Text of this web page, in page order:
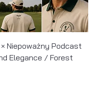
Niepoważny Podcast
Elegance / Forest